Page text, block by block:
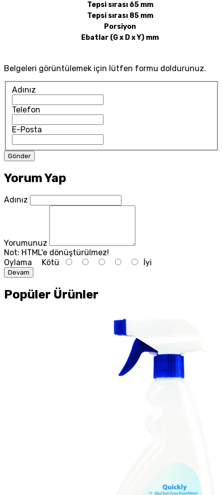
Tepsi sırası 65 mm
Tepsi sırası 85 mm
Porsiyon
Ebatlar (G x D x Y) mm
Belgeleri görüntülemek için lütfen formu doldurunuz.
Adınız
Telefon
E-Posta
Yorum Yap
Adınız
Yorumunuz
Not: HTML'e dönüştürülmez!
Oylama Kötü İyi
Devam
Popüler Ürünler